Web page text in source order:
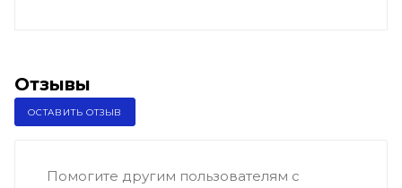
Отзывы
ОСТАВИТЬ ОТЗЫВ
Помогите другим пользователям с